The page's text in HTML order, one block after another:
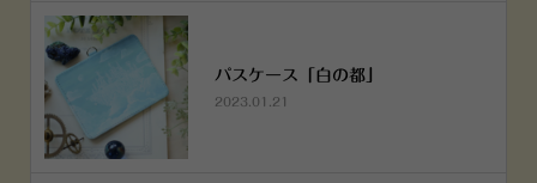
パスケース「白の都」
2023.01.21